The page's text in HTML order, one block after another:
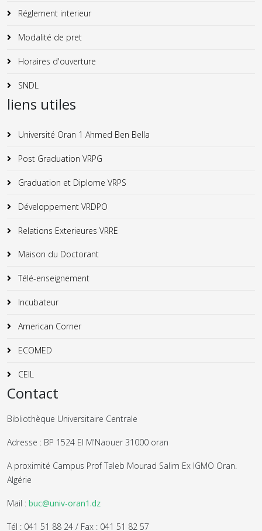
Réglement interieur
Modalité de pret
Horaires d'ouverture
SNDL
liens utiles
Université Oran 1 Ahmed Ben Bella
Post Graduation VRPG
Graduation et Diplome VRPS
Développement VRDPO
Relations Exterieures VRRE
Maison du Doctorant
Télé-enseignement
Incubateur
American Corner
ECOMED
CEIL
Contact
Bibliothèque Universitaire Centrale
Adresse : BP 1524 El M'Naouer 31000 oran
A proximité Campus Prof Taleb Mourad Salim Ex IGMO Oran.
Algérie
Mail : buc@univ-oran1.dz
Tél : 041 51 88 24 / Fax : 041 51 82 57